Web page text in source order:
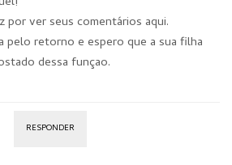
por ver seus comentários aqui.
pelo retorno e espero que a sua filha
dessa funçao.
RESPONDER